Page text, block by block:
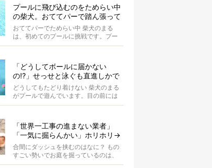
プールに飛び込むのをためらい中
の柴犬。おててパーで踏ん張って
て可愛すぎる【動画】
おててパーでためらい中 柴犬のまる
は、初めてのプールに挑戦です。プー
ルへと続くスロープの途中で立ち止ま
「どうしてボールに届かない
の!?」せっせと泳ぐも直進しかで
きない柴犬が可愛い【動画】
どうしてもたどり着けない 柴犬のまる
がプールで遊んでいます。目の前には
大好きなボールが。 まるは...
「世界一工事の進まない業者」
「一気に掘らんかい」ホリホリ→
ダッシュを繰り返す柴犬に爆笑
【動画】
合間にダッシュを挟むのはなに？ もの
すごい勢いでお庭を掘っているのは、
柴犬の波平。柴犬あるあるの、突然の